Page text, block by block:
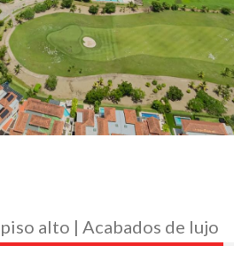
alto | Acabados de lujo